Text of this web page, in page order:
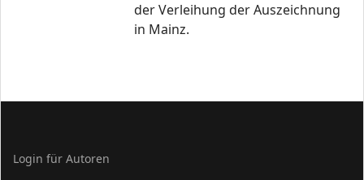
der Verleihung der Auszeichnung
in Mainz.
Login für Autoren